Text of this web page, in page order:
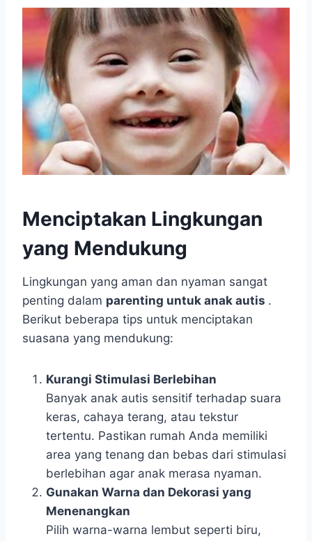
Menciptakan Lingkungan
yang Mendukung
Lingkungan yang aman dan nyaman sangat
penting dalam parenting untuk anak autis .
Berikut beberapa tips untuk menciptakan
suasana yang mendukung:
Kurangi Stimulasi Berlebihan
Banyak anak autis sensitif terhadap suara
keras, cahaya terang, atau tekstur
tertentu. Pastikan rumah Anda memiliki
area yang tenang dan bebas dari stimulasi
berlebihan agar anak merasa nyaman.
Gunakan Warna dan Dekorasi yang
Menenangkan
Pilih warna-warna lembut seperti biru,